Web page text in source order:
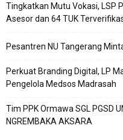
Tingkatkan Mutu Vokasi, LSP
Asesor dan 64 TUK
Pesantren NU Tangerang
Perkuat Branding Digital, LP
Pengelola Medsos Madrasah
Tim PPK Ormawa SGL PGSD
NGREMBAKA AKSARA